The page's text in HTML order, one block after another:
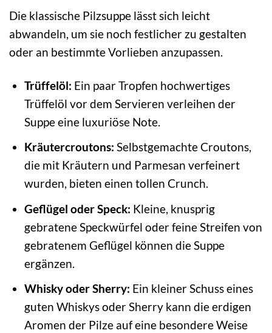
Die klassische Pilzsuppe lässt sich leicht
abwandeln, um sie noch festlicher zu gestalten
oder an bestimmte Vorlieben anzupassen.
Trüffelöl: Ein paar Tropfen hochwertiges
Trüffelöl vor dem Servieren verleihen der
Suppe eine luxuriöse Note.
Kräutercroutons: Selbstgemachte Croutons,
die mit Kräutern und Parmesan verfeinert
wurden, bieten einen tollen Crunch.
Geflügel oder Speck: Kleine, knusprig
gebratene Speckwürfel oder feine Streifen von
gebratenem Geflügel können die Suppe
ergänzen.
Whisky oder Sherry: Ein kleiner Schuss eines
guten Whiskys oder Sherry kann die erdigen
Aromen der Pilze auf eine besondere Weise